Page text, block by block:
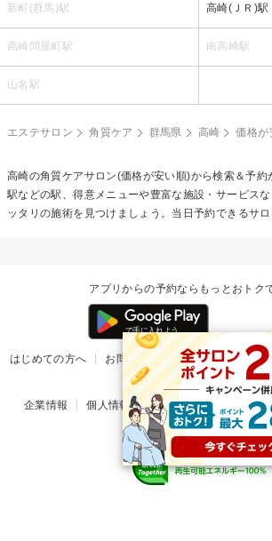
新町(群馬)駅 高崎(ＪＲ)駅
高崎問屋町駅 南高崎駅
山名駅
エステサロン 角質ケア 群馬県 高崎 価格が
高崎の角質ケアサロン(価格が安い順)から検索＆予
駅などの駅、得意メニューや豊富な施設・サービス
ッタリの施術を見つけましょう。当日予約できるサロ
アプリからの予約ならもっとおトク
はじめての方へ お問い合わせ ヘルプ リリ
掲載ご希望のサロン様
企業情報 個人情報保護方針 楽天のサービス
© Rakuten Group, Inc.